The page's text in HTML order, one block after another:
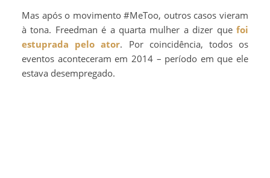
Mas após o movimento #MeToo, outros casos vieram
à tona. Freedman é a quarta mulher a dizer que foi
estuprada pelo ator. Por coincidência, todos os
eventos aconteceram em 2014 – período em que ele
estava desempregado.